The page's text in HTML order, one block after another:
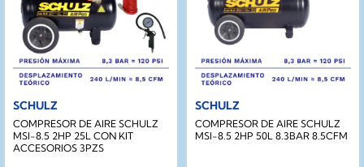
SCHULZ
COMPRESOR DE AIRE SCHULZ
MSI-8.5 2HP 25L CON KIT
ACCESORIOS 3PZS
SCHULZ
COMPRESOR DE AIRE SCHULZ
MSI-8.5 2HP 50L 8.3BAR 8.5CFM